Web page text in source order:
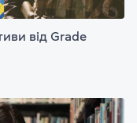
від Grade